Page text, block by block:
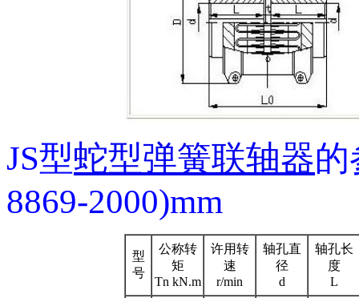
JS型蛇型弹簧联轴器的
8869-2000)mm
型
号
公称转
矩
Tn kN.m
许用转
速
r/min
轴孔直
径
d
轴孔长
度
L